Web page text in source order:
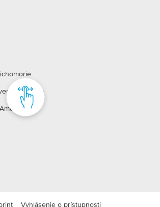
Amerika
Vyhlásenie o prístupnosti